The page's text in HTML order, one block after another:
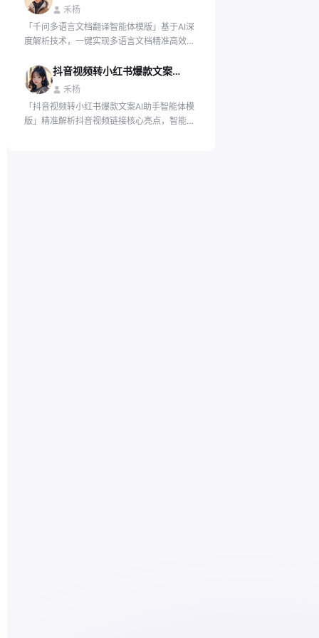
理效率大幅提升。
禾杨
「千问多语言文档翻译智能体模版」基于AI深
度解析技术，一键实现多语言文档精准高效翻
零障碍。
抖音视频转小红书爆款文案AI助手
禾杨
「抖音视频转小红书爆款文案AI助手智能体模
版」精准解析抖音视频链接核心亮点，智能润